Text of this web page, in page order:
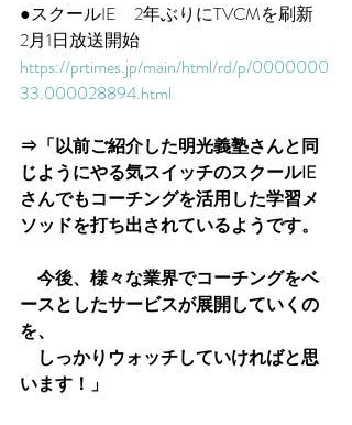
●スクールIE　2年ぶりにTVCMを刷新
2月1日放送開始
https://prtimes.jp/main/html/rd/p/0000000
33.000028894.html
⇒「以前ご紹介した明光義塾さんと同
じようにやる気スイッチのスクールIE
さんでもコーチングを活用した学習メ
ソッドを打ち出されているようです。
今後、様々な業界でコーチングをベ
ースとしたサービスが展開していくの
を、
しっかりウォッチしていければと思
います！」